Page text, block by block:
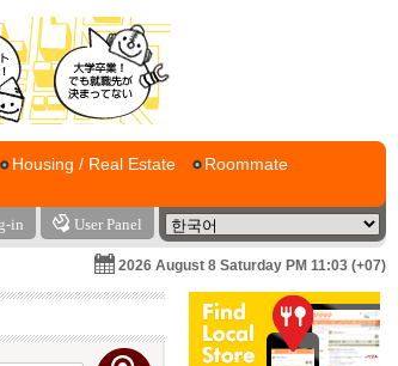
Housing / Real Estate
Roommate
in User Panel
2026 August 8 Saturday PM 11:03 (+07)